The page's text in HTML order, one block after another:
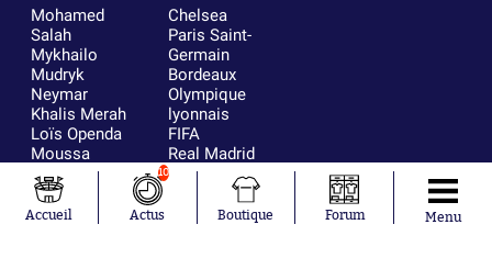
Mohamed
Salah
Mykhailo
Mudryk
Neymar
Khalis Merah
Loïs Openda
Moussa
Niakhaté
Nicolás
Tagliafico
Chelsea
Paris Saint-
Germain
Bordeaux
Olympique
lyonnais
FIFA
Real Madrid
RC Strasbourg
AC Milan
Accueil
10
Actus Boutique Forum Menu